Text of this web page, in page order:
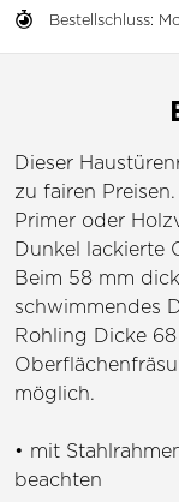
Bestellschluss:
Dieser
zu fairen
Primer oder
Dunkel lackierte
Beim 58 mm
schwimmendes
Rohling Dicke
möglich.
• mit
beachten